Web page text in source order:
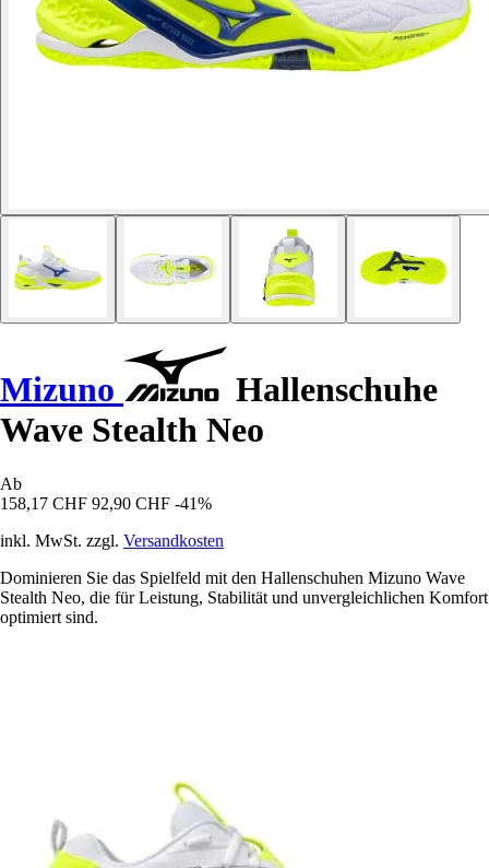
Mizuno
Hallenschuhe
Wave Stealth Neo
Ab
158,17 CHF 92,90 CHF -41%
inkl. MwSt. zzgl. Versandkosten
Dominieren Sie das Spielfeld mit den Hallenschuhen Mizuno Wave
Stealth Neo, die für Leistung, Stabilität und unvergleichlichen Komfort
optimiert sind.